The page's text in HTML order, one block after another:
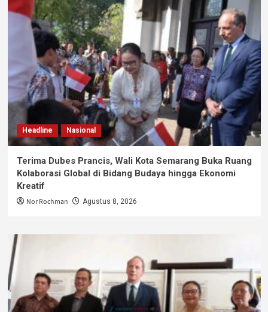
Headline Nasional
Terima Dubes Prancis, Wali Kota Semarang Buka Ruang
Kolaborasi Global di Bidang Budaya hingga Ekonomi
Kreatif
Nor Rochman Agustus 8, 2026